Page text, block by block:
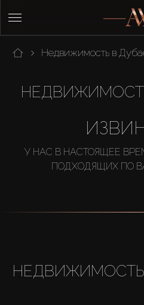
Недвижимость в
НЕДВИЖИМОСТЬ
У НАС В НАСТОЯЩЕЕ
ПОДХОДЯЩИХ ПО